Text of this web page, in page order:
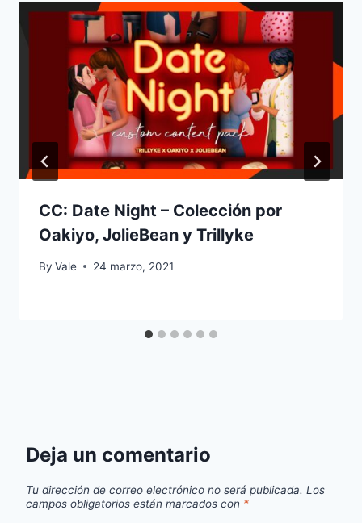
CC: Date Night – Colección por
Oakiyo, JolieBean y Trillyke
By Vale 24 marzo, 2021
Deja un comentario
Tu dirección de correo electrónico no será publicada. Los
campos obligatorios están marcados con *